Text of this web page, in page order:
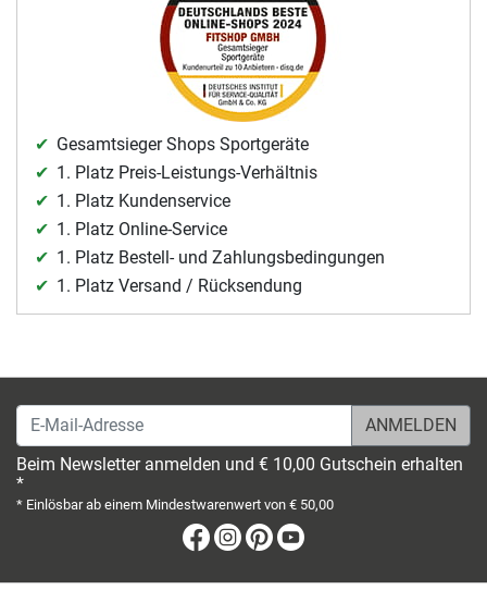
Gesamtsieger Shops Sportgeräte
1. Platz Preis-Leistungs-Verhältnis
1. Platz Kundenservice
1. Platz Online-Service
1. Platz Bestell- und Zahlungsbedingungen
1. Platz Versand / Rücksendung
E-Mail-Adresse
Beim Newsletter anmelden und € 10,00 Gutschein erhalten
*
* Einlösbar ab einem Mindestwarenwert von € 50,00
Facebook
Instagram
Pinterest